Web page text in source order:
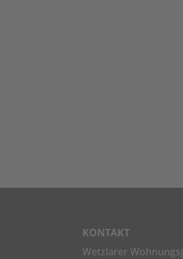
KONTAKT
Wetzlarer